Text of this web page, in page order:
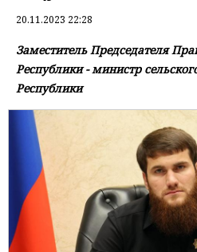
20.11.2023 22:28
Заместитель Председателя
Республики - министр
Республики